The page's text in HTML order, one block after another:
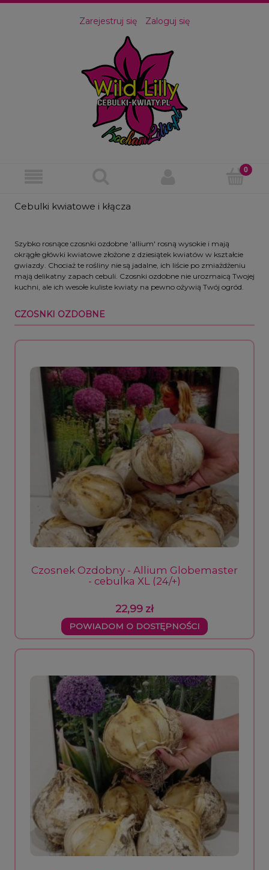
Zarejestruj się Zaloguj się
Cebulki kwiatowe i kłącza
Szybko rosnące czosnki ozdobne 'allium' rosną wysokie i mają
okrągłe główki kwiatowe złożone z dziesiątek kwiatów w kształcie
gwiazdy. Chociaż te rośliny nie są jadalne, ich liście po zmiażdżeniu
mają delikatny zapach cebuli. Czosnki ozdobne nie urozmaicą Twojej
kuchni, ale ich wesołe kuliste kwiaty na pewno ożywią Twój ogród.
CZOSNKI OZDOBNE
Czosnek Ozdobny - Allium Globemaster
- cebulka XL (24/+)
22,99 zł
POWIADOM O DOSTĘPNOŚCI